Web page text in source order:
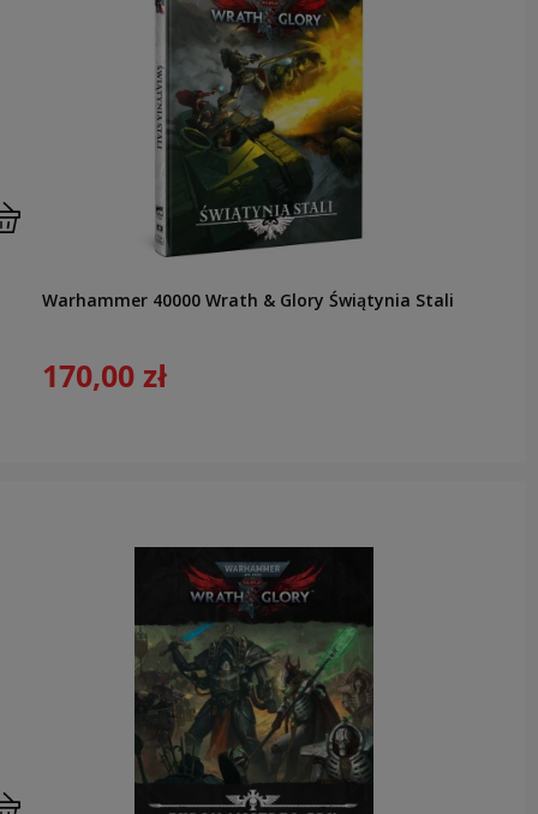
Warhammer 40000 Wrath & Glory Świątynia Stali
170,00 zł